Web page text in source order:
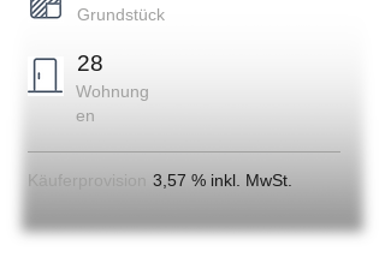
Grundstück
28
Wohnung
en
Käuferprovision 3,57 % inkl. MwSt.